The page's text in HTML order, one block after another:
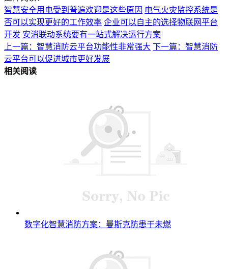
智慧安全用电受到普遍欢迎是这些原因 电气火灾监控系统是
否可以实现更好的工作效率 企业可以自主的选择物联网平台
开发 安消联动系统要有一站式解决运行方案
上一篇：智慧消防云平台功能性非常强大 下一篇：智慧消防
云平台可以促进城市更好发展
相关阅读
数字化智慧消防方案：曼斯克防患于未燃